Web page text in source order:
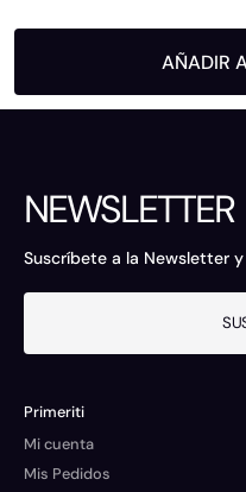
AÑADIR
NEWSLETTER
Suscríbete a la Newsletter
Primeriti
Mi cuenta
Mis Pedidos